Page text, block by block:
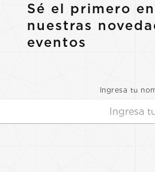
Sé el primero
nuestras
eventos
Ingresa tu